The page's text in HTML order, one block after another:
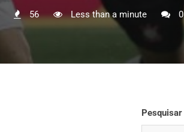
56 Less than a minute 0
Pesquisar